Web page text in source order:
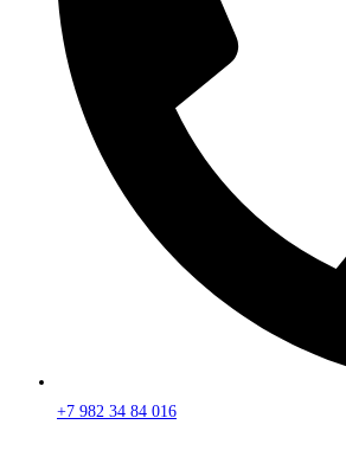
+7 982 34 84 016